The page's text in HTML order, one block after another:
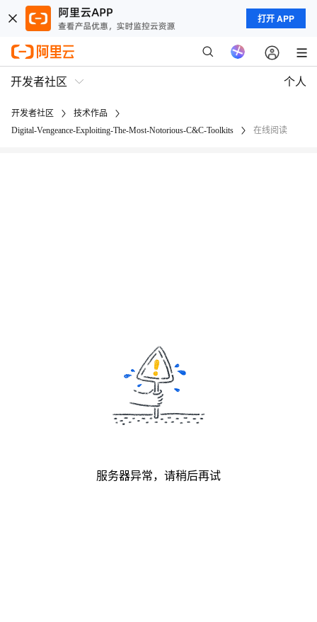
打开 APP
开发者社区 个人
开发者社区
技术作品
Digital-Vengeance-Exploiting-The-Most-Notorious-C&C-Toolkits
在线阅读